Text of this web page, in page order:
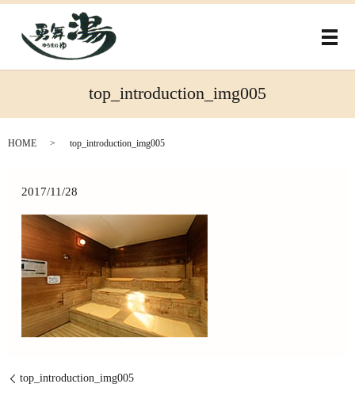
メ
top_introduction_img005
HOME top_introduction_img005
2017/11/28
top_introduction_img005